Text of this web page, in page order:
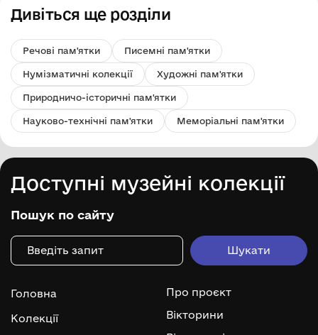
Дивіться ще розділи
Речові пам'ятки Писемні пам'ятки
Нумізматичні колекції Художні пам'ятки
Природничо-історичні пам'ятки
Науково-технічні пам'ятки Меморіальні пам'ятки
Доступні музейні колекції
Пошук по сайту
Головна
Колекції
Про проєкт
Вікторини